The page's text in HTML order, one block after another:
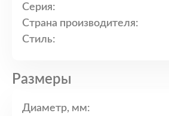
Серия:
Страна производителя:
Стиль:
Размеры
Диаметр, мм: